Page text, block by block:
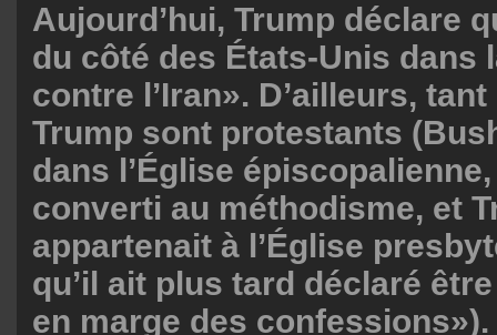
Aujourd’hui, Trump déclare
du côté des États-Unis dans
contre l’Iran». D’ailleurs,
Trump sont protestants
dans l’Église
converti au méthodisme, et
appartenait à l’Église
qu’il ait plus tard déclaré
en marge des